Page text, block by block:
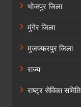
भोजपुर जिला
मुंगेर जिला
मुजफ्फरपुर जिला
राज्य
राष्ट्र सेविका समिति